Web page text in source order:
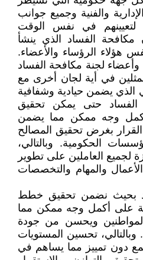
والفنية وجميع جوانب
لتعيينهم في نفس الوقت
الفساد الذي ينشأ
هؤلاء الرؤساء والأعضاء.
لجنة مكافحة الفساد
في أية لجان أخرى مع
الذي يضمن حيادية وشفافية
حتى يمكن تحقيق
وجه ممكن مما يضمن
بغرض تحقيق المصالح
الحكومية. وبالتالي،
لجميع العاملين على تطوير
والمهام والتخصصات
بحيث نضمن تحقيق خطط
على أكمل وجه ممكن مما
ويحسن من جودة
تحسين المستويات
دون تمييز مما يساهم في